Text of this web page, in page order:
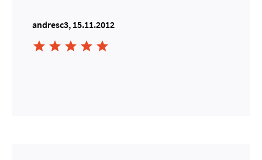
andresc3, 15.11.2012
    